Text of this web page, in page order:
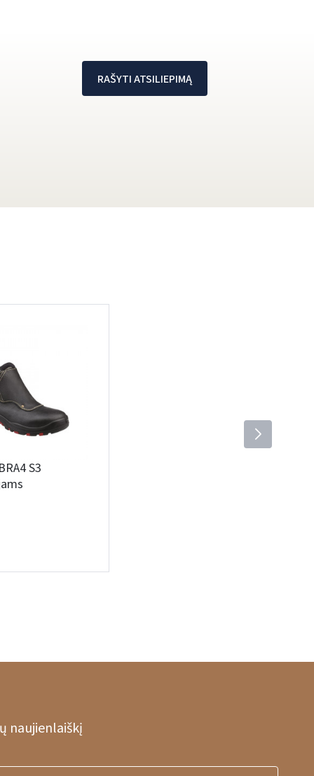
RAŠYTI ATSILIEPIMĄ
S3
naujienlaiškį